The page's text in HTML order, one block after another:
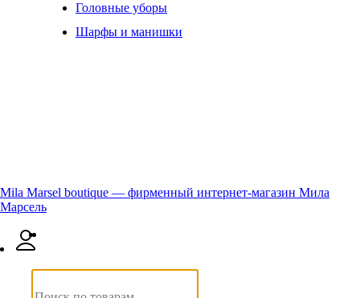
Головные уборы
Шарфы и манишки
Mila Marsel boutique — фирменный интернет-магазин Мила
Марсель